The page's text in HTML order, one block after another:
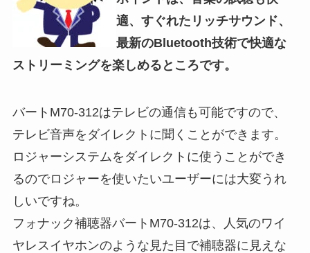
適、すぐれたリッチサウンド、
最新のBluetooth技術で快適な
ストリーミングを楽しめるところです。
バートM70-312はテレビの通信も可能ですので、
テレビ音声をダイレクトに聞くことができます。
ロジャーシステムをダイレクトに使うことができ
るのでロジャーを使いたいユーザーには大変うれ
しいですね。
フォナック補聴器バートM70-312は、人気のワイ
ヤレスイヤホンのような見た目で補聴器に見えな